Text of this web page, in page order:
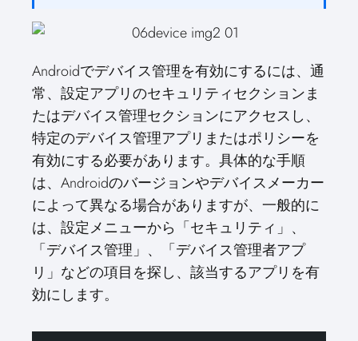
Androidでデバイス管理を有効にするには、通
常、設定アプリのセキュリティセクションま
たはデバイス管理セクションにアクセスし、
特定のデバイス管理アプリまたはポリシーを
有効にする必要があります。具体的な手順
は、Androidのバージョンやデバイスメーカー
によって異なる場合がありますが、一般的に
は、設定メニューから「セキュリティ」、
「デバイス管理」、「デバイス管理者アプ
リ」などの項目を探し、該当するアプリを有
効にします。